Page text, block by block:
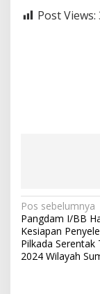
Post Views:
N
a
v
i
Pos sebelumnya
Pangdam I/BB
Kesiapan
Pilkada Serentak
2024 Wilayah